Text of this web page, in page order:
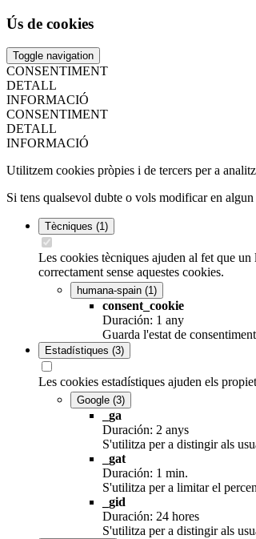
Ús de cookies
Toggle navigation
CONSENTIMENT
DETALL
INFORMACIÓ
CONSENTIMENT
DETALL
INFORMACIÓ
Utilitzem cookies pròpies i de tercers per a
Si tens qualsevol dubte o vols modificar en
Tècniques (1)
Les cookies tècniques ajuden al fet que
correctament sense aquestes cookies.
humana-spain (1)
consent_cookie
Duración: 1 any
Guarda l'estat de
Estadístiques (3)
Les cookies estadístiques ajuden els
Google (3)
_ga
Duración: 2 anys
S'utilitza per a distingir als
_gat
Duración: 1 min.
S'utilitza per a limitar el
_gid
Duración: 24 hores
S'utilitza per a distingir als